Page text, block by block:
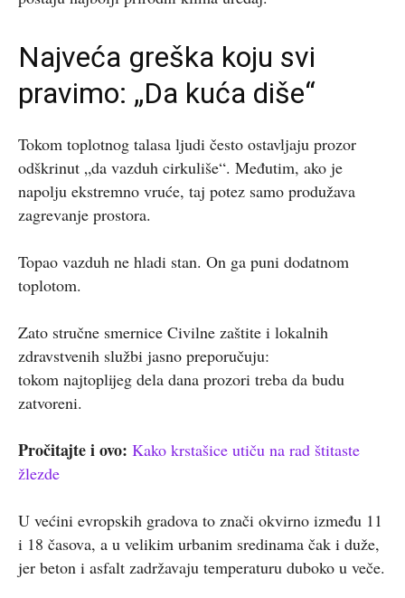
Najveća greška koju svi
pravimo: „Da kuća diše“
Tokom toplotnog talasa ljudi često ostavljaju prozor
odškrinut „da vazduh cirkuliše“. Međutim, ako je
napolju ekstremno vruće, taj potez samo produžava
zagrevanje prostora.
Topao vazduh ne hladi stan. On ga puni dodatnom
toplotom.
Zato stručne smernice Civilne zaštite i lokalnih
zdravstvenih službi jasno preporučuju:
tokom najtoplijeg dela dana prozori treba da budu
zatvoreni.
Pročitajte i ovo: Kako krstašice utiču na rad štitaste
žlezde
U većini evropskih gradova to znači okvirno između 11
i 18 časova, a u velikim urbanim sredinama čak i duže,
jer beton i asfalt zadržavaju temperaturu duboko u veče.